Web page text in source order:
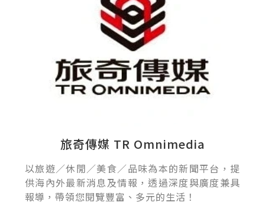
旅奇傳媒 TR Omnimedia
以旅遊／休閒／美食／品味為本的新聞平台，提
供海內外最新消息及情報，透過深度與廣度兼具
報導，帶領您閱覽豐富、多元的生活！